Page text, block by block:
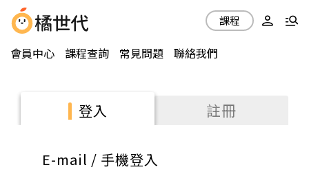
會員中心 課程查詢 常見問題 聯絡我們
課程
登入 註冊
E-mail / 手機登入